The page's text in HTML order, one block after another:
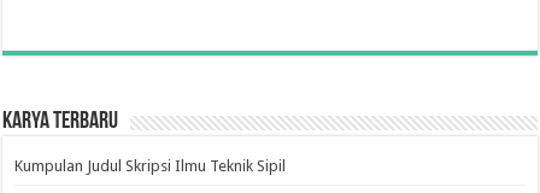
Karya Terbaru
Kumpulan Judul Skripsi Ilmu Teknik Sipil